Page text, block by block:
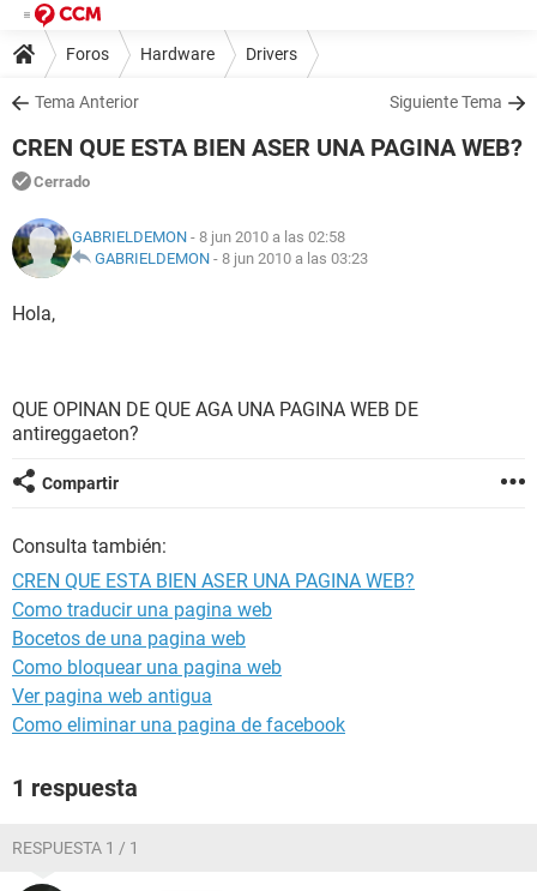
Foros Hardware Drivers
Tema Anterior Siguiente Tema
CREN QUE ESTA BIEN ASER UNA PAGINA WEB?
Cerrado
GABRIELDEMON - 8 jun 2010 a las 02:58
GABRIELDEMON - 8 jun 2010 a las 03:23
Hola,
QUE OPINAN DE QUE AGA UNA PAGINA WEB DE
antireggaeton?
Compartir
Consulta también:
CREN QUE ESTA BIEN ASER UNA PAGINA WEB?
Como traducir una pagina web
Bocetos de una pagina web
Como bloquear una pagina web
Ver pagina web antigua
Como eliminar una pagina de facebook
1 respuesta
RESPUESTA 1 / 1